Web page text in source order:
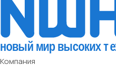
Компания